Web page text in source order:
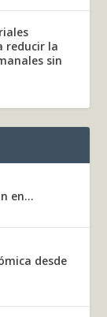
reducir la
sin
en...
desde